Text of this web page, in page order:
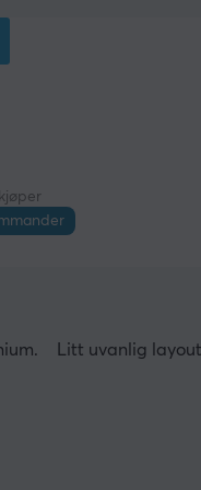
Litt uvanlig